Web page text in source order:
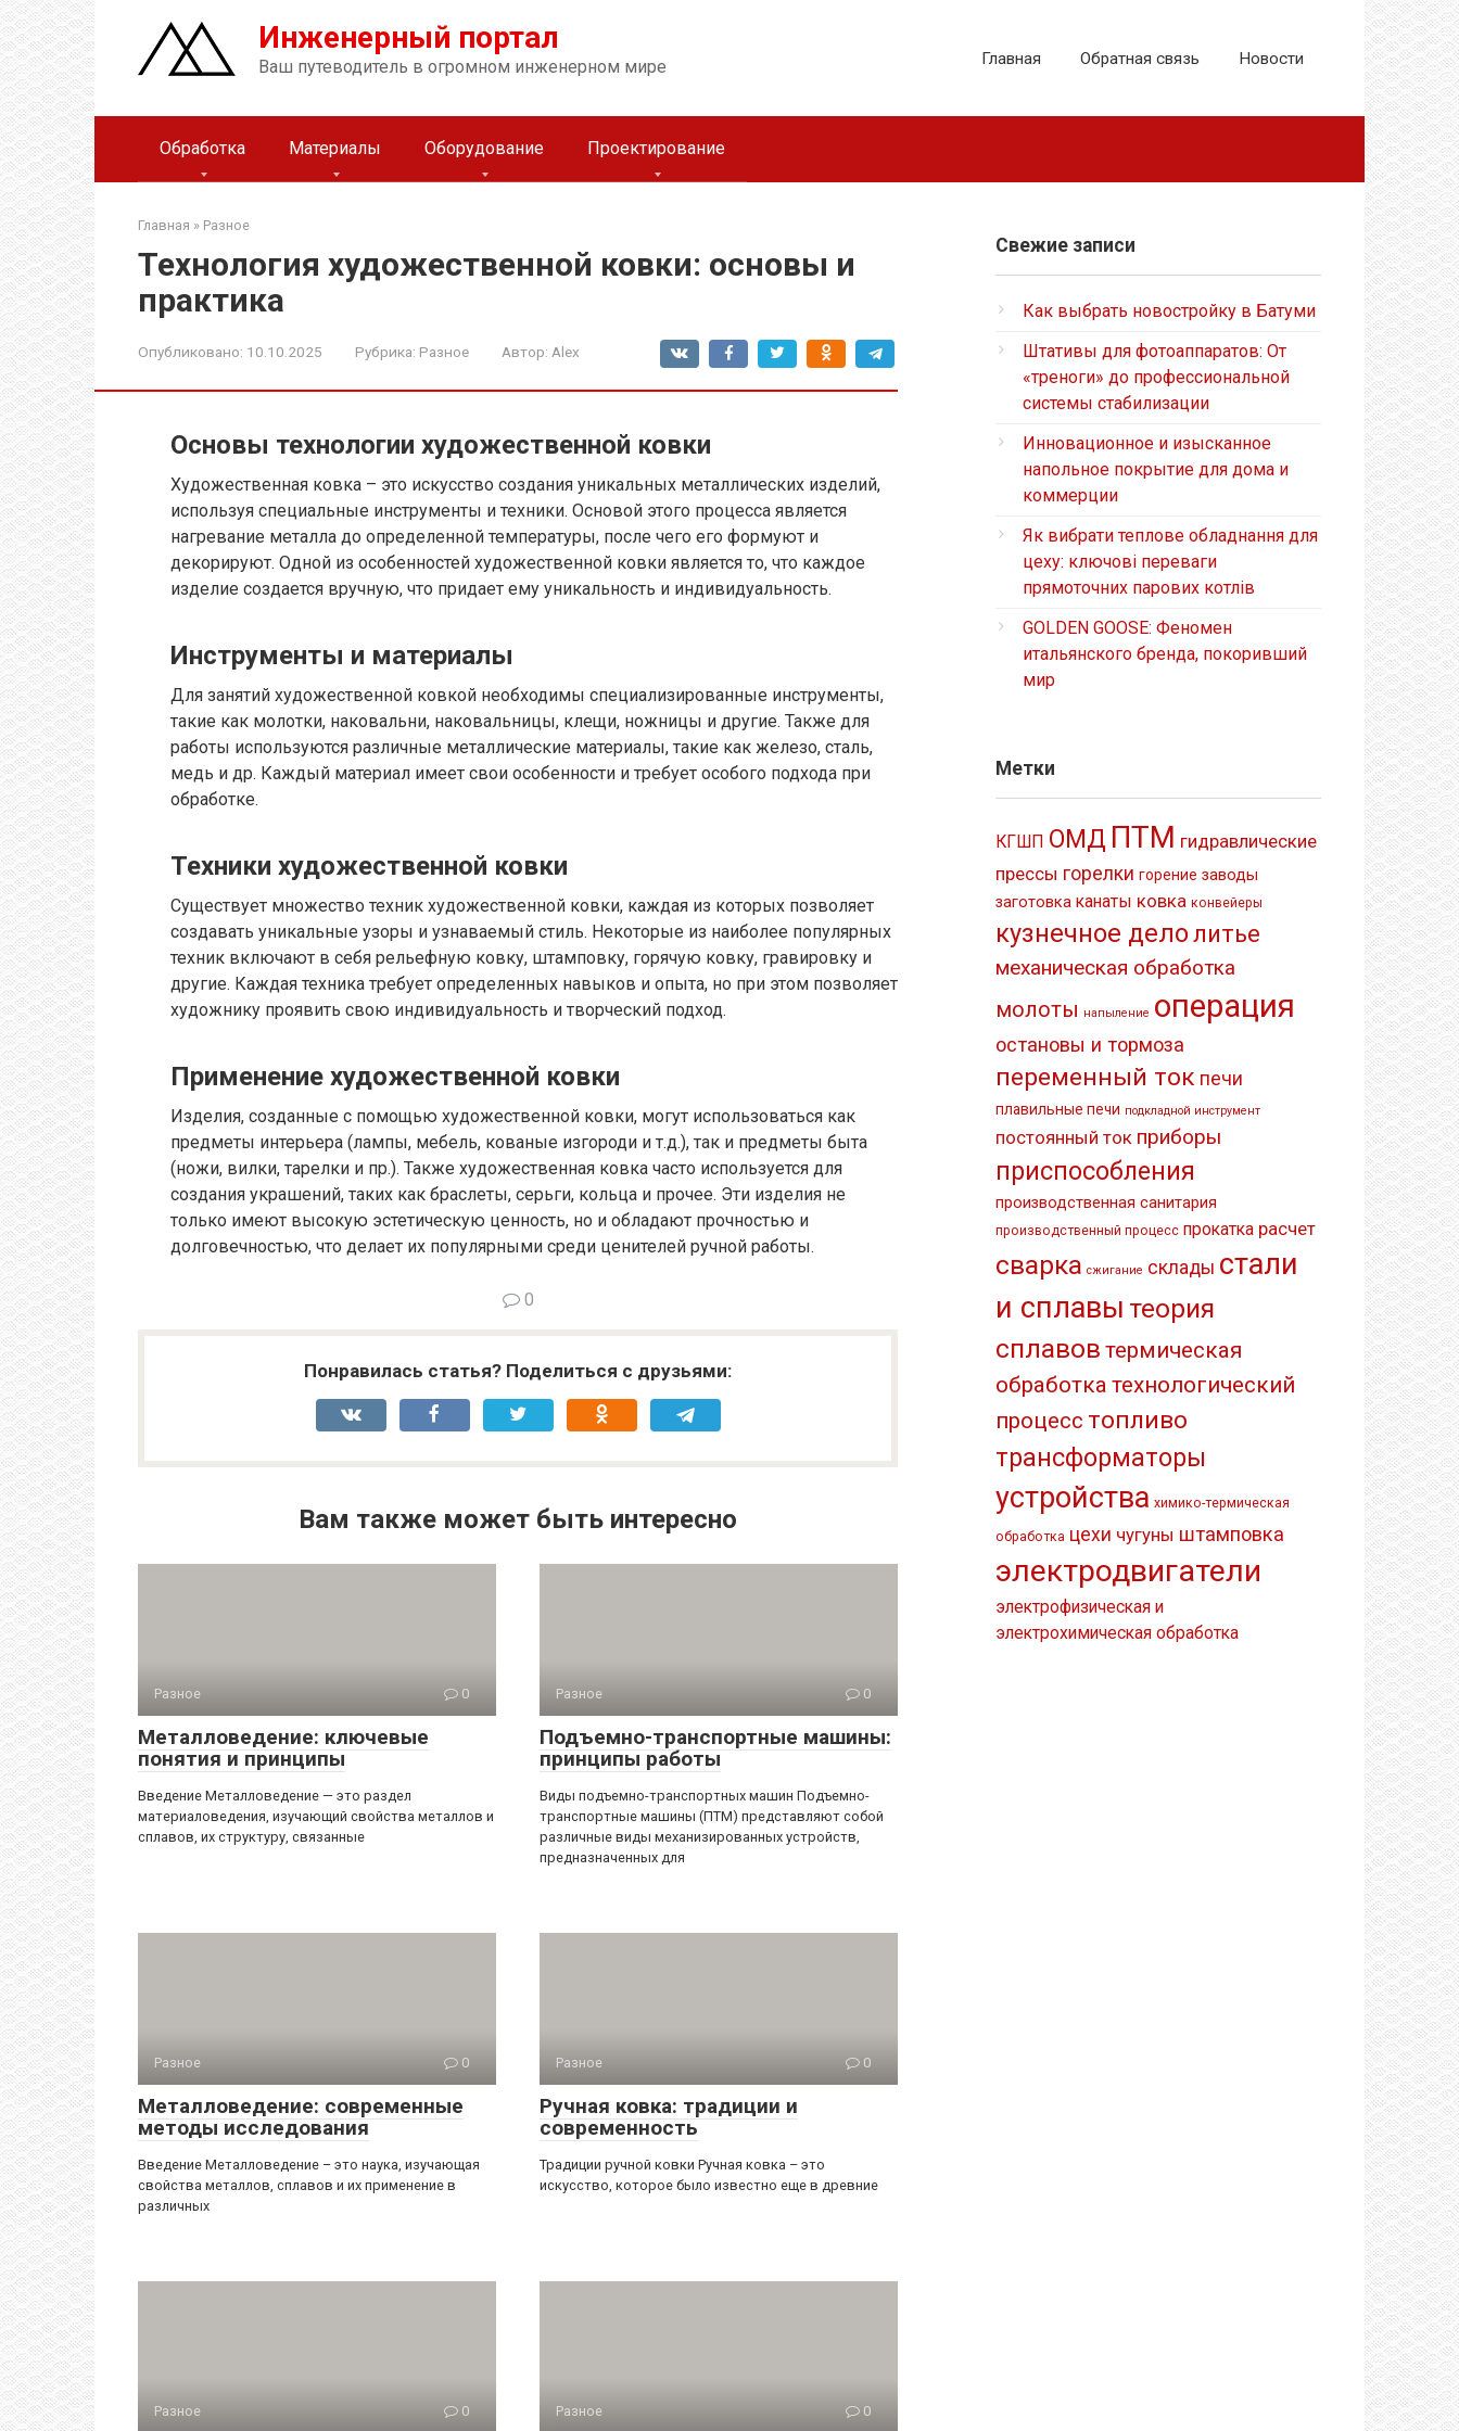
Перейти
к
контенту
Инженерный портал
Ваш путеводитель в огромном инженерном мире Главная Обратная связь Новости
Обработка Материалы Оборудование Проектирование
Главная » Разное
Технология художественной ковки: основы и
практика
Опубликовано: 10.10.2025 Рубрика: Разное Автор: Alex
Основы технологии художественной ковки
Художественная ковка – это искусство создания уникальных металлических изделий,
используя специальные инструменты и техники. Основой этого процесса является
нагревание металла до определенной температуры, после чего его формуют и
декорируют. Одной из особенностей художественной ковки является то, что каждое
изделие создается вручную, что придает ему уникальность и индивидуальность.
Инструменты и материалы
Для занятий художественной ковкой необходимы специализированные инструменты,
такие как молотки, наковальни, наковальницы, клещи, ножницы и другие. Также для
работы используются различные металлические материалы, такие как железо, сталь,
медь и др. Каждый материал имеет свои особенности и требует особого подхода при
обработке.
Техники художественной ковки
Существует множество техник художественной ковки, каждая из которых позволяет
создавать уникальные узоры и узнаваемый стиль. Некоторые из наиболее популярных
техник включают в себя рельефную ковку, штамповку, горячую ковку, гравировку и
другие. Каждая техника требует определенных навыков и опыта, но при этом позволяет
художнику проявить свою индивидуальность и творческий подход.
Применение художественной ковки
Изделия, созданные с помощью художественной ковки, могут использоваться как
предметы интерьера (лампы, мебель, кованые изгороди и т.д.), так и предметы быта
(ножи, вилки, тарелки и пр.). Также художественная ковка часто используется для
создания украшений, таких как браслеты, серьги, кольца и прочее. Эти изделия не
только имеют высокую эстетическую ценность, но и обладают прочностью и
долговечностью, что делает их популярными среди ценителей ручной работы.
0
Понравилась статья? Поделиться с друзьями:
Вам также может быть интересно
Разное 0
Металловедение: ключевые
понятия и принципы
Введение Металловедение — это раздел
материаловедения, изучающий свойства металлов и
сплавов, их структуру, связанные
Разное 0
Подъемно-транспортные машины:
принципы работы
Виды подъемно-транспортных машин Подъемно-
транспортные машины (ПТМ) представляют собой
различные виды механизированных устройств,
предназначенных для
Разное 0
Металловедение: современные
методы исследования
Введение Металловедение – это наука, изучающая
свойства металлов, сплавов и их применение в
различных
Разное 0
Ручная ковка: традиции и
современность
Традиции ручной ковки Ручная ковка – это
искусство, которое было известно еще в древние
Разное 0 Разное 0
Свежие записи
Как выбрать новостройку в Батуми
Штативы для фотоаппаратов: От
«треноги» до профессиональной
системы стабилизации
Инновационное и изысканное
напольное покрытие для дома и
коммерции
Як вибрати теплове обладнання для
цеху: ключові переваги
прямоточних парових котлів
GOLDEN GOOSE: Феномен
итальянского бренда, покоривший
мир
Метки
КГШП ОМД ПТМ гидравлические
прессы горелки горение заводы
заготовка канаты ковка конвейеры
кузнечное делолитье
механическая обработка
молоты напыление операция
остановы и тормоза
переменный ток печи
плавильные печи подкладной инструмент
постоянный ток приборы
приспособления
производственная санитария
производственный процесс прокатка расчет
сварка сжигание склады стали
и сплавы теория
сплавов термическая
обработка технологический
процесс топливо
трансформаторы
устройства химико-термическая
обработка цехи чугуны штамповка
электродвигатели
электрофизическая и
электрохимическая обработка